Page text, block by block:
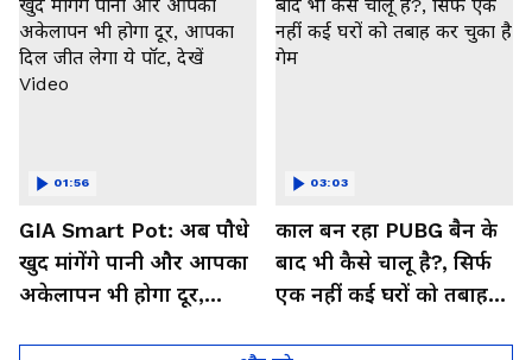
GIA Smart Pot: अब पौधे
खुद मांगेंगे पानी और आपका
अकेलापन भी होगा दूर,
01:56
काल बन रहा PUBG बैन के
बाद भी कैसे चालू है?, सिर्फ
एक नहीं कई घरों को तबाह
03:03